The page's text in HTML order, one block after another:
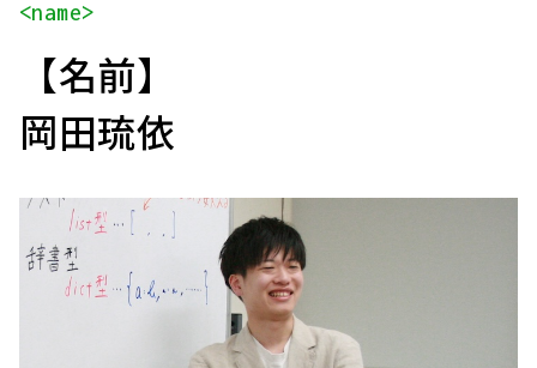
<name>
【名前】
岡田琉依